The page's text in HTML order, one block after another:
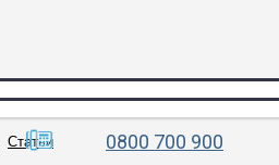
Статьи 0800 700 900